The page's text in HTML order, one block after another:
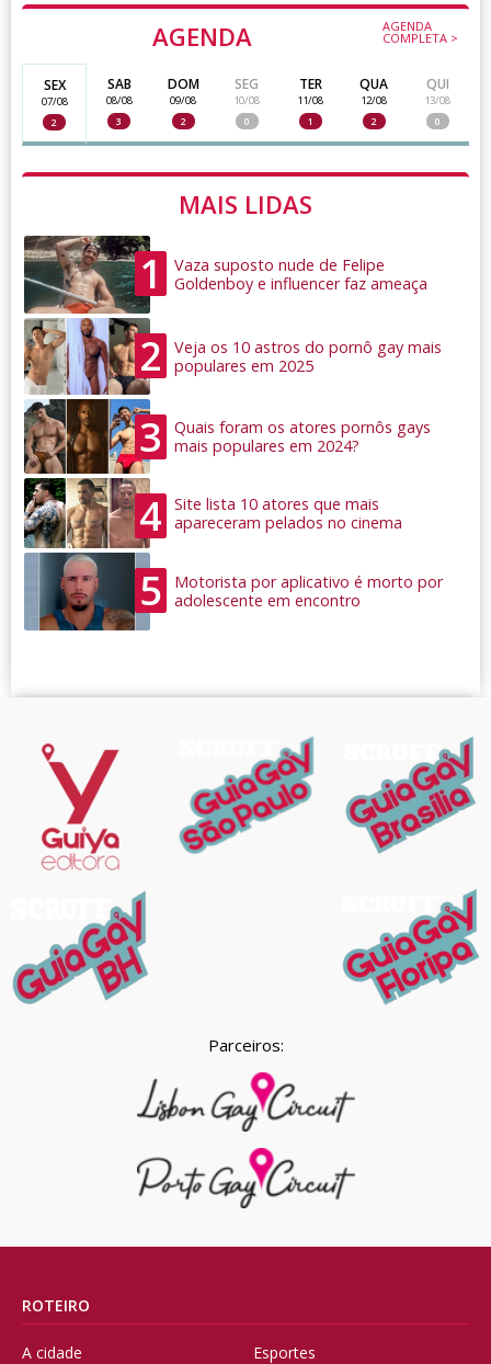
AGENDA AGENDA
COMPLETA >
SEX
07/08
2
SAB
08/08
3
DOM
09/08
2
SEG
10/08
0
TER
11/08
1
QUA
12/08
2
QUI
13/08
0
MAIS LIDAS
1
Vaza suposto nude de Felipe
Goldenboy e influencer faz ameaça
2
Veja os 10 astros do pornô gay mais
populares em 2025
3
Quais foram os atores pornôs gays
mais populares em 2024?
4
Site lista 10 atores que mais
apareceram pelados no cinema
5
Motorista por aplicativo é morto por
adolescente em encontro
Parceiros:
ROTEIRO
A cidade Esportes